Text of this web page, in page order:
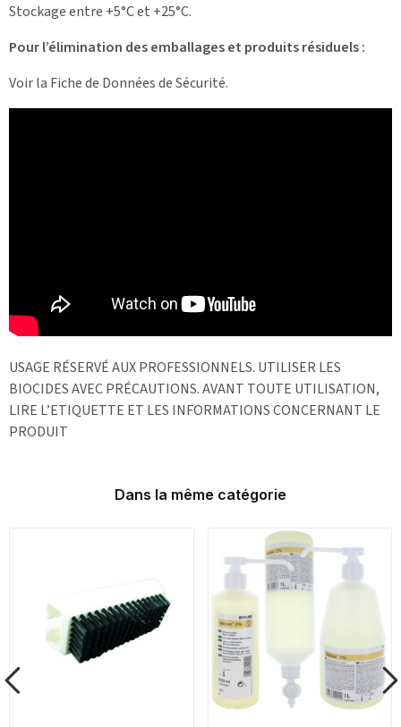
Stockage entre +5°C et +25°C.
Pour l’élimination des emballages et produits résiduels :
Voir la Fiche de Données de Sécurité.
USAGE RÉSERVÉ AUX PROFESSIONNELS. UTILISER LES
BIOCIDES AVEC PRÉCAUTIONS. AVANT TOUTE UTILISATION,
LIRE L’ETIQUETTE ET LES INFORMATIONS CONCERNANT LE
PRODUIT
Dans la même catégorie